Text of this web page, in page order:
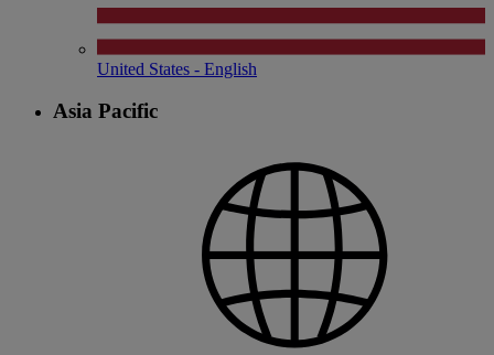
United States - English
Asia Pacific